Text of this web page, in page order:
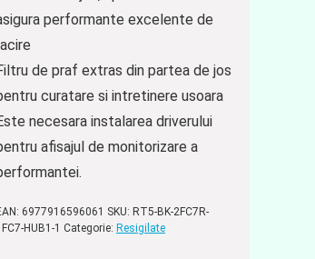
performante excelente de
de praf extras din partea de jos
curatare si intretinere usoara
necesara instalarea driverului
afisajul de monitorizare a
6977916596061 SKU: RT5-BK-2FC7R-
HUB1-1 Categorie: Resigilate